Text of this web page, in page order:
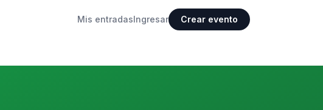
Mis entradasIngresar Crear evento